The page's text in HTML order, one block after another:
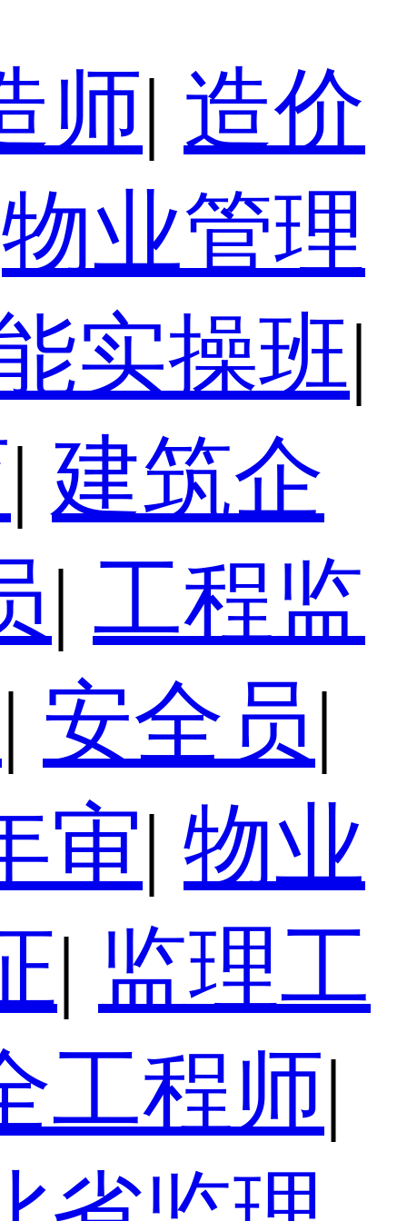
师| 造价
物业管理
实操班|
| 建筑企
| 工程监
| 安全员|
审| 物业
| 监理工
工程师|